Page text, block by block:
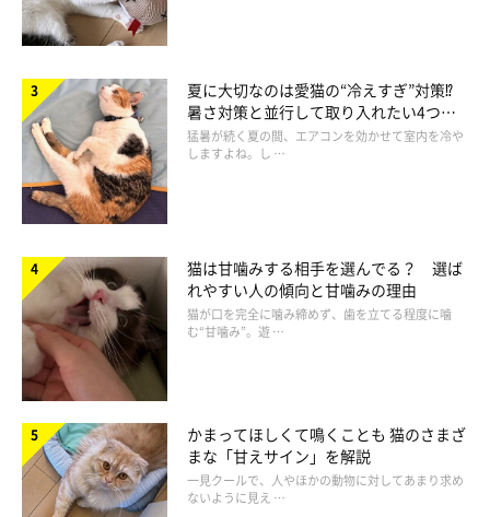
夏に大切なのは愛猫の“冷えすぎ”対策⁉
暑さ対策と並行して取り入れたい4つの
工夫
猛暑が続く夏の間、エアコンを効かせて室内を冷や
しますよね。し …
猫は甘噛みする相手を選んでる？ 選ば
れやすい人の傾向と甘噛みの理由
猫が口を完全に噛み締めず、歯を立てる程度に噛
む“甘噛み”。遊 …
かまってほしくて鳴くことも 猫のさまざ
まな「甘えサイン」を解説
一見クールで、人やほかの動物に対してあまり求め
ないように見え …